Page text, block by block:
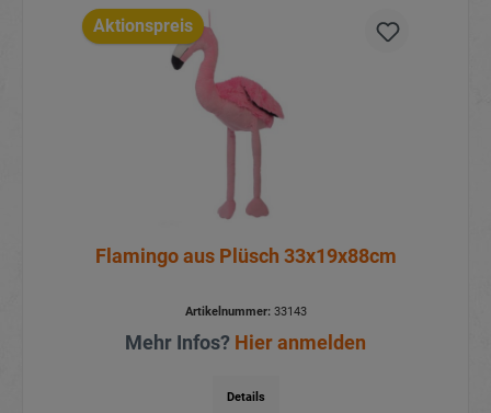
Aktionspreis
Flamingo aus Plüsch 33x19x88cm
Artikelnummer:33143
Mehr Infos? Hier anmelden
Details